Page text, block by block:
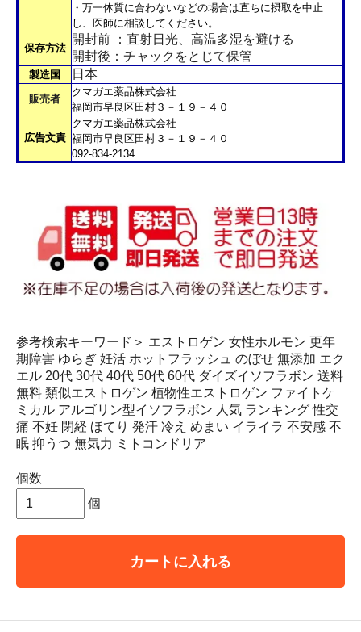
・万一体質に合わないなどの場合は直ちに摂取を中止
し、医師に相談してください。
保存方法
開封前 ：直射日光、高温多湿を避ける
開封後：チャックをとじて保管
製造国 日本
販売者
クマガエ薬品株式会社
福岡市早良区田村３－１９－４０
広告文責
クマガエ薬品株式会社
福岡市早良区田村３－１９－４０
092-834-2134
参考検索キーワード＞ エストロゲン 女性ホルモン 更年
期障害 ゆらぎ 妊活 ホットフラッシュ のぼせ 無添加 エク
エル 20代 30代 40代 50代 60代 ダイズイソフラボン 送料
無料 類似エストロゲン 植物性エストロゲン ファイトケ
ミカル アルゴリン型イソフラボン 人気 ランキング 性交
痛 不妊 閉経 ほてり 発汗 冷え めまい イライラ 不安感 不
眠 抑うつ 無気力 ミトコンドリア
個数
個
カートに入れる